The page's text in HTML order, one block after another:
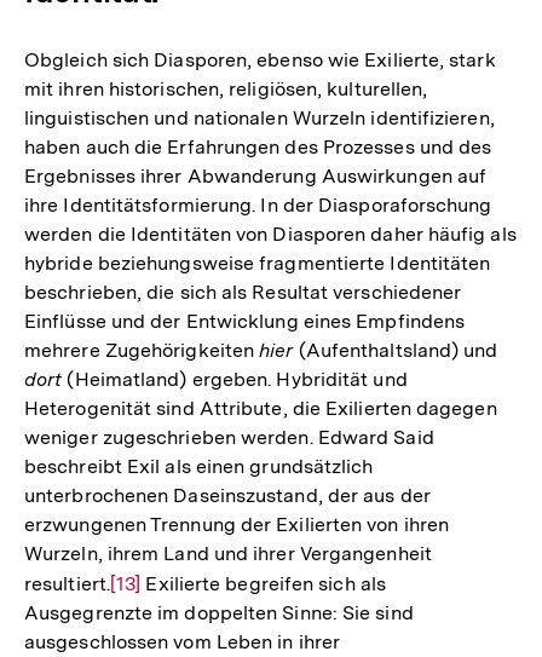
Obgleich sich Diasporen, ebenso wie Exilierte, stark
mit ihren historischen, religiösen, kulturellen,
linguistischen und nationalen Wurzeln identifizieren,
haben auch die Erfahrungen des Prozesses und des
Ergebnisses ihrer Abwanderung Auswirkungen auf
ihre Identitätsformierung. In der Diasporaforschung
werden die Identitäten von Diasporen daher häufig als
hybride beziehungsweise fragmentierte Identitäten
beschrieben, die sich als Resultat verschiedener
Einflüsse und der Entwicklung eines Empfindens
mehrere Zugehörigkeitenhier(Aufenthaltsland) und
dort (Heimatland) ergeben. Hybridität und
Heterogenität sind Attribute, die Exilierten dagegen
weniger zugeschrieben werden. Edward Said
beschreibt Exil als einen grundsätzlich
unterbrochenen Daseinszustand, der aus der
erzwungenen Trennung der Exilierten von ihren
Wurzeln, ihrem Land und ihrer Vergangenheit
resultiert.Zur
Auflösung
der
[13] Exilierte begreifen sich als
Ausgegrenzte im doppelten Sinne: Sie sind
ausgeschlossen vom Leben in ihrer